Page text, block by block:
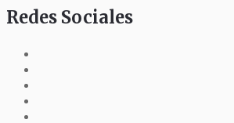
Redes Sociales